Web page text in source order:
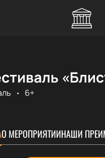
6+
О МЕРОПРИЯТИИНАШИ